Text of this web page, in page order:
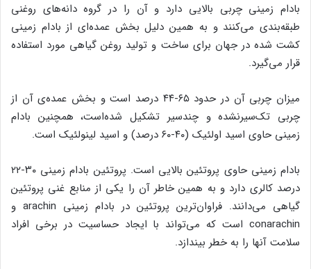
بادام زمینی چربی بالایی دارد و آن را در گروه دانه‌های روغنی
طبقه‌بندی می‌کنند و به همین دلیل بخش عمده‌ای از بادام زمینی
کشت شده در جهان برای ساخت و تولید روغن گیاهی مورد استفاده
قرار می‌گیرد.
میزان چربی آن در حدود ۶۵-۴۴ درصد است و بخش عمده‌ی آن از
چربی تک‌سیرنشده و چندسیر تشکیل شده‌است، همچنین بادام
زمینی حاوی اسید اولئیک (۴۰-۶۰ درصد) و اسید لینولئیک است.
بادام زمینی حاوی پروتئین بالایی است. پروتئین بادام زمینی ۳۰-۲۲
درصد کالری دارد و به همین‌ خاطر آن را یکی از منابع غنی پروتئین
گیاهی می‌دانند. فراوان‌ترین پروتئین در بادام زمینی arachin و
conarachin است که می‌تواند با ایجاد حساسیت در برخی افراد
سلامت آنها را به خطر بیندازد.